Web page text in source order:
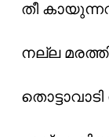
തീ
നല്ല